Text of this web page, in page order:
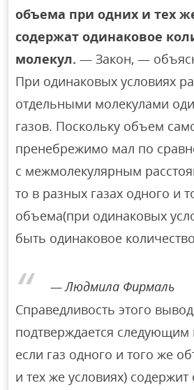
объема при одних и тех
содержат одинаковое
молекул. — Закон, —
При одинаковых условиях
отдельными молекулами
газов. Поскольку объем
пренебрежимо мал по
с межмолекулярным
то в разных газах одного и
объема(при одинаковых
быть одинаковое
Людмила Фирмаль
Справедливость этого
подтверждается
если газ одного и того же
и тех же условиях)